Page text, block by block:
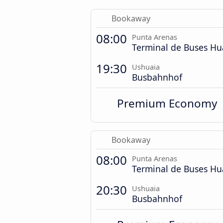
Bookaway
08:00 Punta Arenas
Terminal de Buses
19:30 Ushuaia
Busbahnhof
Premium Economy
Bookaway
08:00 Punta Arenas
Terminal de Buses
20:30 Ushuaia
Busbahnhof